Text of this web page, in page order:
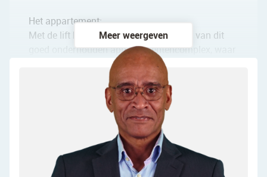
Het appartement:
Met de lift bereik je de derde verdieping van dit
goed onderhouden appartementencomplex, waar
het appartement zich bevindt. Achter de voordeur
vind je de ruime entreehal. Deze entreehal biedt
toegang tot een inpandige berging met daarin de
wasmachine- en drogeraansluitingen, een nieuwe
toiletruimte met zwevend toilet en fonteintje, twee
slaapkamers, de badkamer, meterkast en
woonkamer.
Meer weergeven